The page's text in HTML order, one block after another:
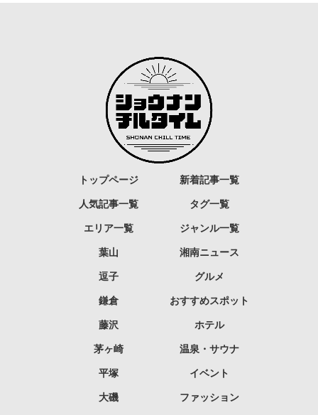
トップページ 新着記事一覧
人気記事一覧 タグ一覧
エリア一覧
葉山
逗子
鎌倉
藤沢
茅ヶ崎
平塚
大磯
ジャンル一覧
湘南ニュース
グルメ
おすすめスポット
ホテル
温泉・サウナ
イベント
ファッション